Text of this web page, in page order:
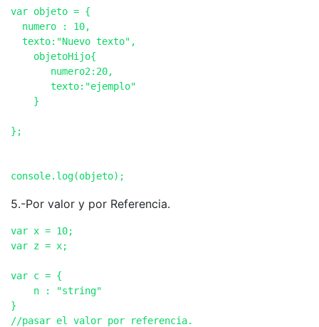
var objeto = {
  numero : 10,
  texto:"Nuevo texto",
    objetoHijo{
       numero2:20,
       texto:"ejemplo"
    }
};
5.-Por valor y por Referencia.
var x = 10;
var z = x;
var c = {
    n : "string"
}
//pasar el valor por referencia.